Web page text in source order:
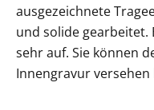
ausgezeichnete
und solide
sehr auf. Sie können
Innengravur versehen